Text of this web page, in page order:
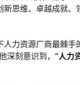
思维、卓越成就、
人力资源厂商最棘
深刻意识到， “人力